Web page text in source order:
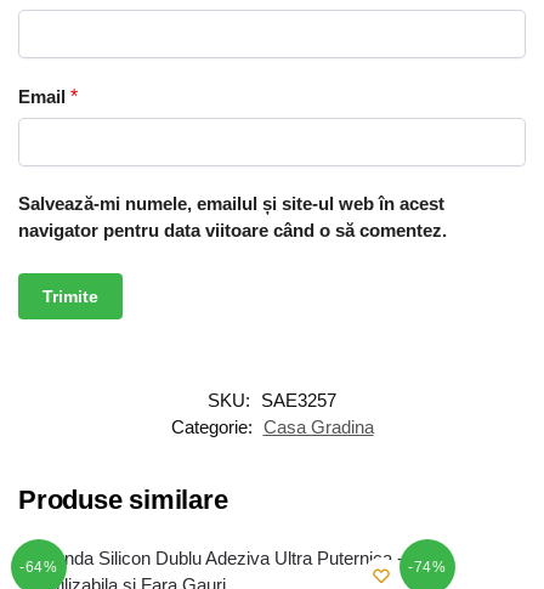
Email *
Salvează-mi numele, emailul și site-ul web în acest
navigator pentru data viitoare când o să comentez.
SKU:
SAE3257
Categorie: Casa Gradina
Produse similare
-64% -74%